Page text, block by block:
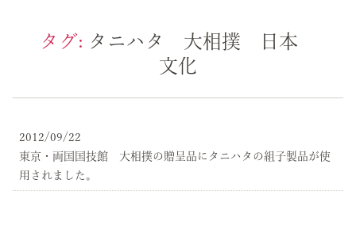
タグ: タニハタ 大相撲 日本
文化
2012/09/22
東京・両国国技館 大相撲の贈呈品にタニハタの組子製品が使
用されました。